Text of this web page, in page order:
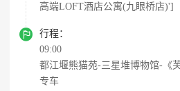
高端LOFT酒店公寓(九眼桥店)']

行程：
09:00
都江堰熊猫苑-三星堆博物馆-《
专车